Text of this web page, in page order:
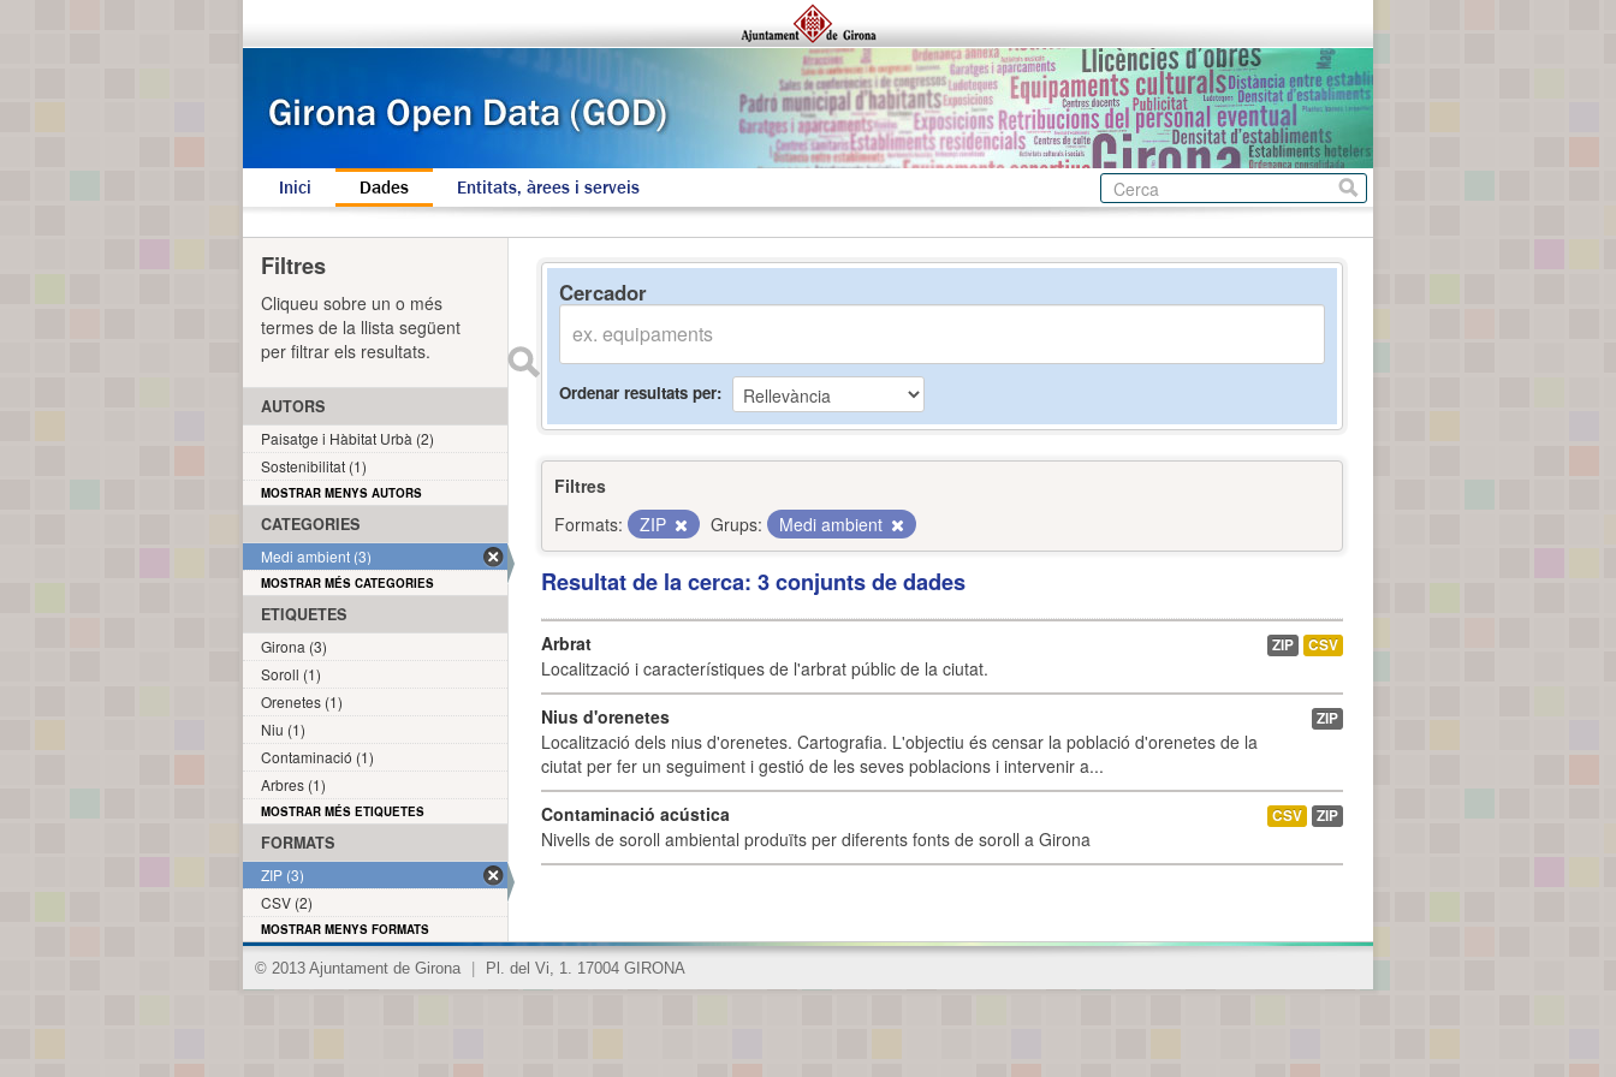
Inici Dades Entitats, àrees i serveis
Cercador
Ordenar resultats per
Filtres
Formats:
ZIP Grups: Medi ambient
Resultat de la cerca: 3 conjunts de dades
Arbrat
Localització i característiques de l'arbrat públic de la ciutat.
ZIP CSV
Nius d'orenetes
Localització dels nius d'orenetes. Cartografia. L'objectiu és censar la població d'orenetes de la
ciutat per fer un seguiment i gestió de les seves poblacions i intervenir a...
ZIP
Contaminació acústica
Nivells de soroll ambiental produïts per diferents fonts de soroll a Girona
CSV ZIP
Filtres
Cliqueu sobre un o més
termes de la llista següent
per filtrar els resultats.
AUTORS
Paisatge i Hàbitat Urbà (2)
Sostenibilitat (1)
MOSTRAR MENYS AUTORS
CATEGORIES
Medi ambient (3)
MOSTRAR MÉS CATEGORIES
ETIQUETES
Girona (3)
Soroll (1)
Orenetes (1)
Niu (1)
Contaminació (1)
Arbres (1)
MOSTRAR MÉS ETIQUETES
FORMATS
ZIP (3)
CSV (2)
MOSTRAR MENYS FORMATS
© 2013 Ajuntament de Girona Pl. del Vi, 1. 17004 GIRONA